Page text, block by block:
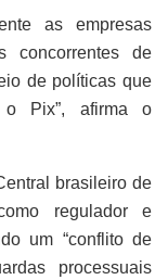
as empresas
concorrentes de
de políticas que
o Pix”, afirma o
brasileiro de
regulador e
um “conflito de
processuais